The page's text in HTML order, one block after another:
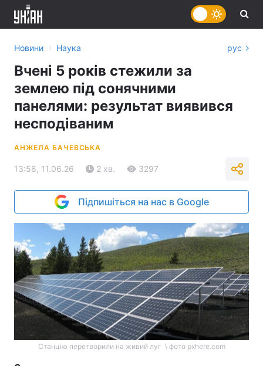
Новини › Наука рус
Вчені 5 років стежили за
землею під сонячними
панелями: результат виявився
несподіваним
АНЖЕЛА БАЧЕВСЬКА
13:58, 11.06.26 2 хв. 3297
Підпишіться на нас в Google
Станцію перетворили на живий луг \ фото pxhere.com